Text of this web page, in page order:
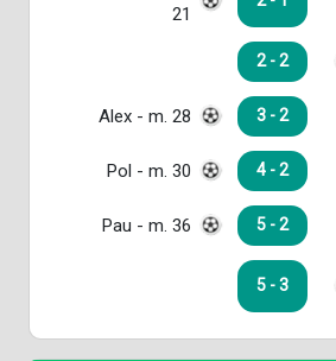
21
2 - 2
Alex - m. 28 3 - 2
Pol - m. 30 4 - 2
Pau - m. 36 5 - 2
5 - 3